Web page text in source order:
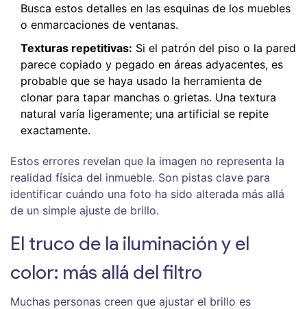
Busca estos detalles en las esquinas de los muebles
o enmarcaciones de ventanas.
Texturas repetitivas: Si el patrón del piso o la pared
parece copiado y pegado en áreas adyacentes, es
probable que se haya usado la herramienta de
clonar para tapar manchas o grietas. Una textura
natural varía ligeramente; una artificial se repite
exactamente.
Estos errores revelan que la imagen no representa la
realidad física del inmueble. Son pistas clave para
identificar cuándo una foto ha sido alterada más allá
de un simple ajuste de brillo.
El truco de la iluminación y el
color: más allá del filtro
Muchas personas creen que ajustar el brillo es